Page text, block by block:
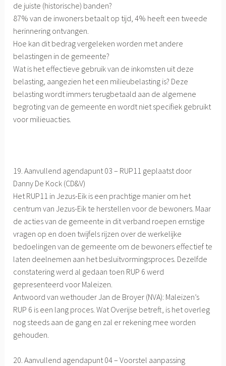
de juiste (historische) banden?
87% van de inwoners betaalt op tijd, 4% heeft een tweede
herinnering ontvangen.
Hoe kan dit bedrag vergeleken worden met andere
belastingen in de gemeente?
Wat is het effectieve gebruik van de inkomsten uit deze
belasting, aangezien het een milieubelasting is? Deze
belasting wordt immers terugbetaald aan de algemene
begroting van de gemeente en wordt niet specifiek gebruikt
voor milieuacties.
19. Aanvullend agendapunt 03 – RUP11 geplaatst door
Danny De Kock (CD&V)
Het RUP11 in Jezus-Eik is een prachtige manier om het
centrum van Jezus-Eik te herstellen voor de bewoners. Maar
de acties van de gemeente in dit verband roepen ernstige
vragen op en doen twijfels rijzen over de werkelijke
bedoelingen van de gemeente om de bewoners effectief te
laten deelnemen aan het besluitvormingsproces. Dezelfde
constatering werd al gedaan toen RUP 6 werd
gepresenteerd voor Maleizen.
Antwoord van wethouder Jan de Broyer (NVA): Maleizen’s
RUP 6 is een lang proces. Wat Overijse betreft, is het overleg
nog steeds aan de gang en zal er rekening mee worden
gehouden.
20. Aanvullend agendapunt 04 – Voorstel aanpassing